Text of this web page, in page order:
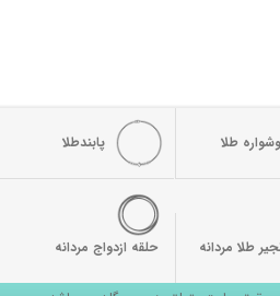
طلا پابندطلا
طلا مردانه حلقه ازدواج مردانه